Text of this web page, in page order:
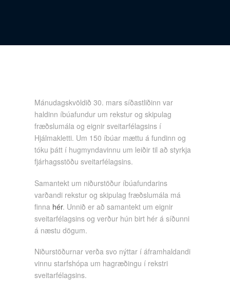
Mánudagskvöldið 30. mars síðastliðinn var
haldinn íbúafundur um rekstur og skipulag
fræðslumála og eignir sveitarfélagsins í
Hjálmakletti. Um 150 íbúar mættu á fundinn og
tóku þátt í hugmyndavinnu um leiðir til að styrkja
fjárhagsstöðu sveitarfélagsins.
Samantekt um niðurstöður íbúafundarins
varðandi rekstur og skipulag fræðslumála má
finna hér. Unnið er að samantekt um eignir
sveitarfélagsins og verður hún birt hér á síðunni
á næstu dögum.
Niðurstöðurnar verða svo nýttar í áframhaldandi
vinnu starfshópa um hagræðingu í rekstri
sveitarfélagsins.